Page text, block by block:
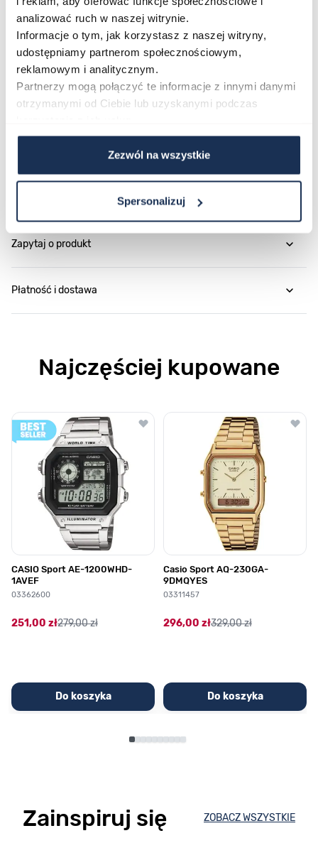
analizować ruch w naszej witrynie.
Informacje o tym, jak korzystasz z naszej witryny,
udostępniamy partnerom społecznościowym,
reklamowym i analitycznym.
Partnerzy mogą połączyć te informacje z innymi danymi
otrzymanymi od Ciebie lub uzyskanymi podczas
Zezwól na wszystkie
Spersonalizuj
dzień. Odwiedź nasz sklep i odkryj pełną kolekcję GB
Anna – zegarki Guess dostępne są u nas z gwarancją
oryginalności i fachowym doradztwem.
Parametry
Zapytaj o produkt
Płatność i dostawa
Najczęściej kupowane
Poruszanie się po elementach karuzeli jest możliwe za pomocą
Naciśnij, aby pominąć karuzelę
Naciśnij, aby przejść do nawigacji karuzeli
CASIO Sport AE-1200WHD-
1AVEF
03362600
251,00 zł279,00 zł
Do koszyka
Casio Sport AQ-230GA-
9DMQYES
03311457
296,00 zł329,00 zł
Do koszyka
Zainspiruj się ZOBACZ WSZYSTKIE